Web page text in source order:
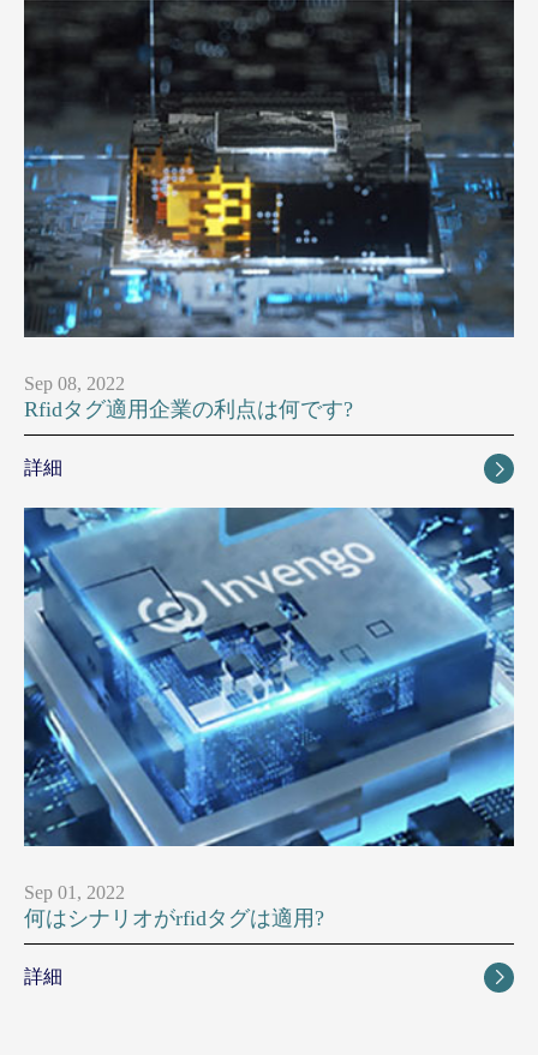
Sep 08, 2022
Rfidタグ適用企業の利点は何です?
詳細 
Sep 01, 2022
何はシナリオがrfidタグは適用?
詳細 